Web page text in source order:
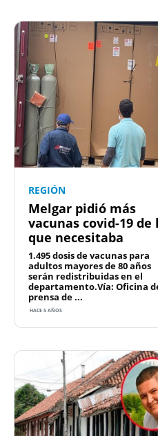
REGIÓN
Melgar pidió más
vacunas covid-19 de
que necesitaba
1.495 dosis de vacunas para
adultos mayores de 80 años
serán redistribuidas en el
departamento.Vía: Oficina
prensa de ...
HACE 5 AÑOS